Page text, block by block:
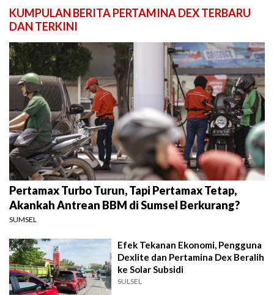
KUMPULAN BERITA PERTAMINA DEX TERBARU
DAN TERKINI
Pertamax Turbo Turun, Tapi Pertamax Tetap,
Akankah Antrean BBM di Sumsel Berkurang?
SUMSEL
Efek Tekanan Ekonomi, Pengguna
Dexlite dan Pertamina Dex Beralih
ke Solar Subsidi
SULSEL